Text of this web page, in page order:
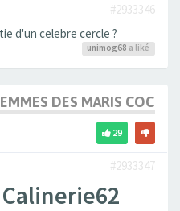
#2933346
d'un celebre cercle ?
unimog68 a liké
DES MARIS COCUS
29
#2933347